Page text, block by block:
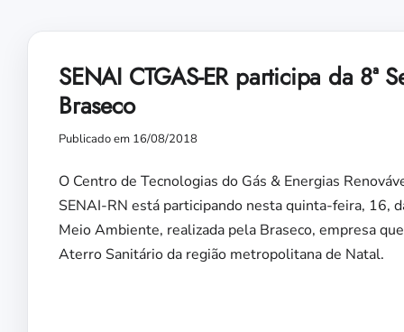
SENAI CTGAS-ER participa da
Braseco
Publicado em 16/08/2018
O Centro de Tecnologias do Gás & Energias
SENAI-RN está participando nesta quinta-feira, 16,
Meio Ambiente, realizada pela Braseco, empresa
Aterro Sanitário da região metropolitana de Natal.